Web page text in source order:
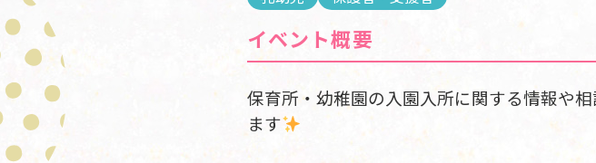
イベント概要
保育所・幼稚園の入園入所に関する情報や
ます